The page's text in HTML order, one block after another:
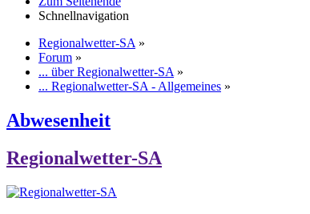
Schnellnavigation
Regionalwetter-SA »
Forum »
... über Regionalwetter-SA »
... Regionalwetter-SA - Allgemeines »
Abwesenheit
Regionalwetter-SA